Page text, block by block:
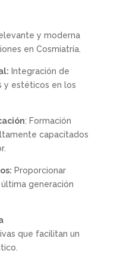
y moderna
en Cosmiatría.
Integración de
y estéticos en los
: Formación
capacitados
Proporcionar
generación
que facilitan un